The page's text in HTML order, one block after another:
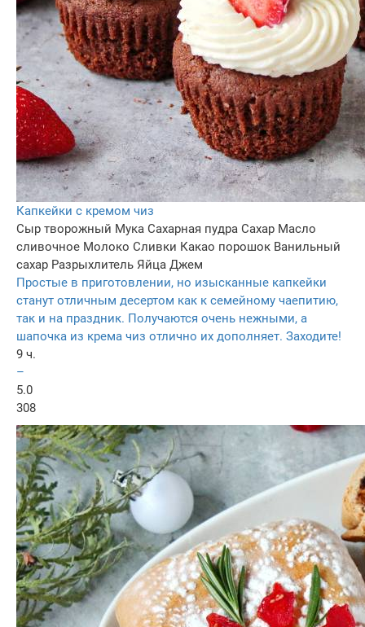
Капкейки с кремом чиз
Сыр творожный Мука Сахарная пудра Сахар Масло
сливочное Молоко Сливки Какао порошок Ванильный
сахар Разрыхлитель Яйца Джем
Простые в приготовлении, но изысканные капкейки
станут отличным десертом как к семейному чаепитию,
так и на праздник. Получаются очень нежными, а
шапочка из крема чиз отлично их дополняет. Заходите!
9 ч.
–
5.0
308